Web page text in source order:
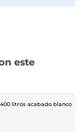
este
litros acabado blanco